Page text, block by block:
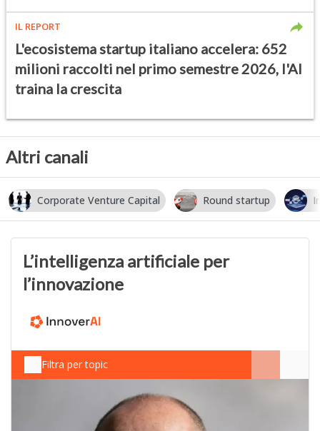
IL REPORT
L'ecosistema startup italiano accelera: 652
milioni raccolti nel primo semestre 2026, l'AI
traina la crescita
Altri canali
Corporate Venture Capital Round startup
L’intelligenza artificiale per
l’innovazione
Filtra per topic